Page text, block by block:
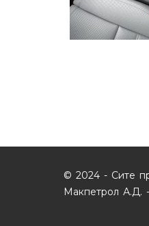
© 2024 - Сите
Макпетрол А.Д.